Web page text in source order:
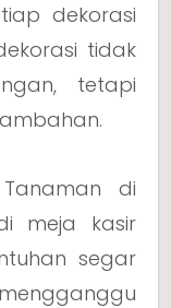
dekorasi
tidak
tetapi
Tanaman di
meja kasir
segar